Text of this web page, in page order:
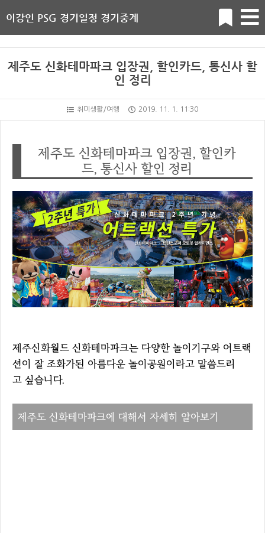
이강인 PSG 경기일정 경기중계
제주도 신화테마파크 입장권, 할인카드, 통신사 할
인 정리
취미생활/여행 2019. 11. 1. 11:30
제주도 신화테마파크 입장권, 할인카
드, 통신사 할인 정리
제주신화월드 신화테마파크는 다양한 놀이기구와 어트랙
션이 잘 조화가된 아름다운 놀이공원이라고 말씀드리
고 싶습니다.
제주도 신화테마파크에 대해서 자세히 알아보기